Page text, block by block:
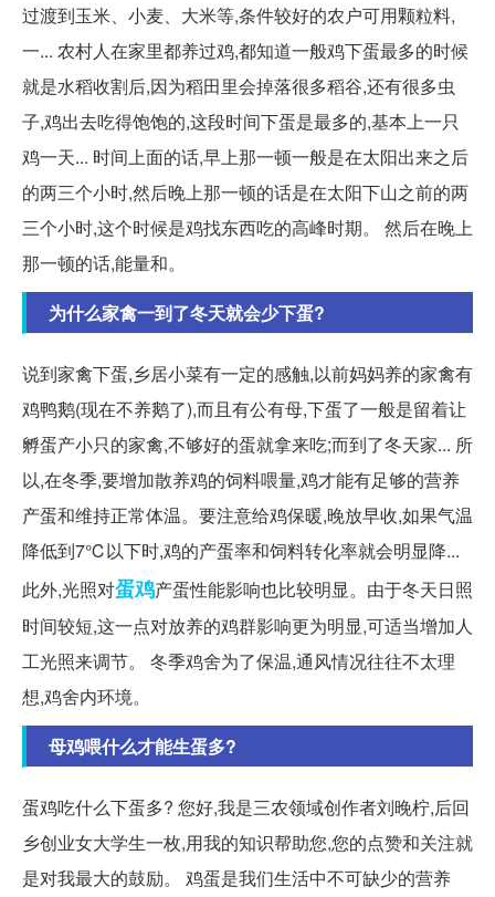
过渡到玉米、小麦、大米等,条件较好的农户可用颗粒料,
一... 农村人在家里都养过鸡,都知道一般鸡下蛋最多的时候
就是水稻收割后,因为稻田里会掉落很多稻谷,还有很多虫
子,鸡出去吃得饱饱的,这段时间下蛋是最多的,基本上一只
鸡一天... 时间上面的话,早上那一顿一般是在太阳出来之后
的两三个小时,然后晚上那一顿的话是在太阳下山之前的两
三个小时,这个时候是鸡找东西吃的高峰时期。 然后在晚上
那一顿的话,能量和。
为什么家禽一到了冬天就会少下蛋?
说到家禽下蛋,乡居小菜有一定的感触,以前妈妈养的家禽有
鸡鸭鹅(现在不养鹅了),而且有公有母,下蛋了一般是留着让
孵蛋产小只的家禽,不够好的蛋就拿来吃;而到了冬天家... 所
以,在冬季,要增加散养鸡的饲料喂量,鸡才能有足够的营养
产蛋和维持正常体温。要注意给鸡保暖,晚放早收,如果气温
降低到7℃以下时,鸡的产蛋率和饲料转化率就会明显降...
此外,光照对蛋鸡产蛋性能影响也比较明显。由于冬天日照
时间较短,这一点对放养的鸡群影响更为明显,可适当增加人
工光照来调节。 冬季鸡舍为了保温,通风情况往往不太理
想,鸡舍内环境。
母鸡喂什么才能生蛋多?
蛋鸡吃什么下蛋多? 您好,我是三农领域创作者刘晚柠,后回
乡创业女大学生一枚,用我的知识帮助您,您的点赞和关注就
是对我最大的鼓励。 鸡蛋是我们生活中不可缺少的营养